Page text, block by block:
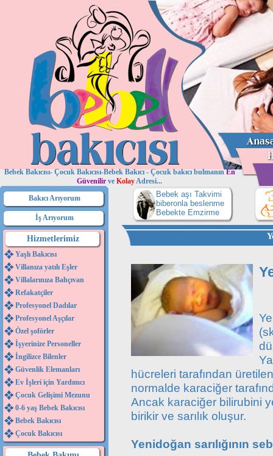
Bebek Bakıcısı- Çocuk Bakıcısı-Bebek Bakıcı - Çocuk bakıcı bulmanınEn
Güvenilir ve KolayAdresi...
Bakıcı Arıyorum
İş Arıyorum
Hizmetlerimiz
Yaşlı Bakıcısı
Villanıza yatılı Eşler
Villalarınıza Bahçıvan
Refakatçiler
Profesyonel Dadılar
Profesyonel Aşçılar
Özel şoförler
İşyerinize Personeller
İngilizce Bilenler
Güvenlik Elemanları
Ev İşleri için Yardımcı
Çocuk Gelişimi Mezunu
0-6 yaş Bebek Bakıcısı
Bebek Bakıcısı
Çocuk Bakıcısı
Bebek aşı Takvimi
biberonla beslenme
Bebekte Emzirme
hücreleri tarafından
normalde karaciğer
Ancak karaciğer bilirubini
birikir ve sarılık oluşur.
Yenidoğan sarılığının